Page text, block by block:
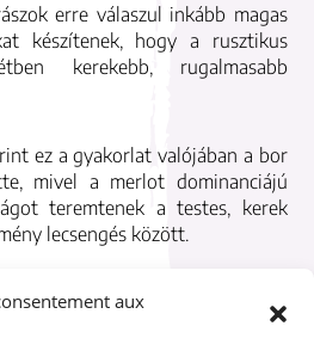
aux
erre válaszul inkább magas
készítenek, hogy a rusztikus
kerekebb, rugalmasabb
ez a gyakorlat valójában a bor
mivel a merlot dominanciájú
teremtenek a testes, kerek
lecsengés között.
a cabernet franc-t, különösen a
támogatja a merlot-t, és friss,